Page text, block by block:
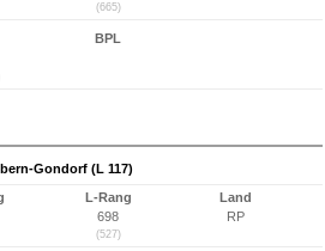
(665)
BPL
Gondorf (L 117)
L-Rang
698
(527)
Land
RP